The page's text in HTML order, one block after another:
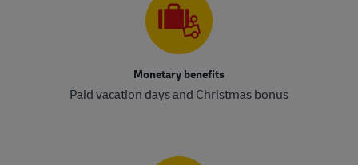
Monetary benefits
Paid vacation days and Christmas bonus